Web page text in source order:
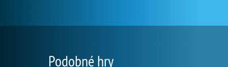
Podobné hry